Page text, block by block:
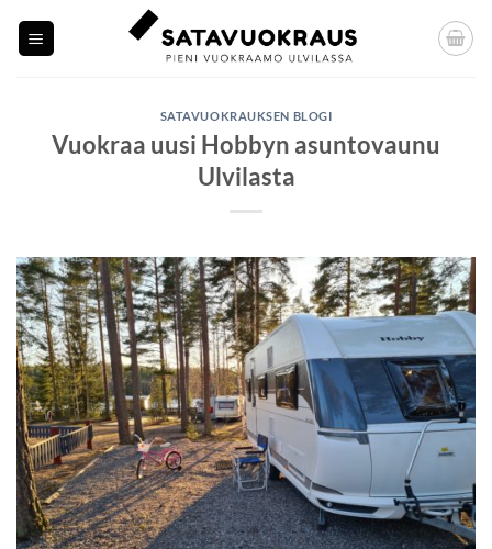
SATAVUOKRAUKSEN BLOGI
Vuokraa uusi Hobbyn asuntovaunu
Ulvilasta